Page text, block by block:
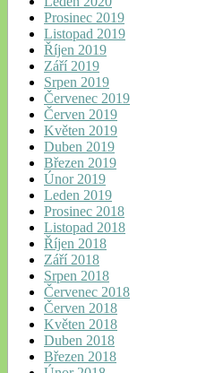
Prosinec 2019
Listopad 2019
Říjen 2019
Září 2019
Srpen 2019
Červenec 2019
Červen 2019
Květen 2019
Duben 2019
Březen 2019
Únor 2019
Leden 2019
Prosinec 2018
Listopad 2018
Říjen 2018
Září 2018
Srpen 2018
Červenec 2018
Červen 2018
Květen 2018
Duben 2018
Březen 2018